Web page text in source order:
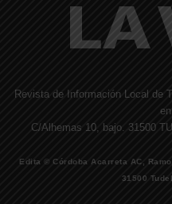
Revista de Información Local de
C/Alhemas 10, bajo. 31500
Edita © Córdoba Acarreta AC,
31500